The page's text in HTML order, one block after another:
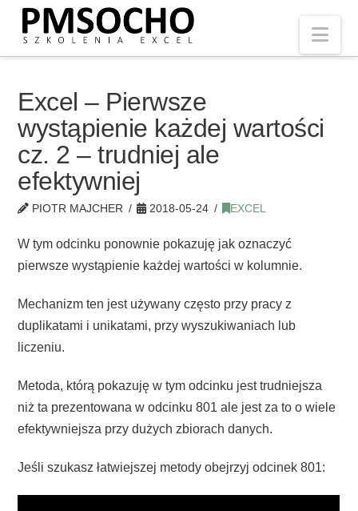
Excel – Pierwsze
wystąpienie każdej wartości
cz. 2 – trudniej ale
efektywniej
PIOTR MAJCHER 2018-05-24 EXCEL
W tym odcinku ponownie pokazuję jak oznaczyć
pierwsze wystąpienie każdej wartości w kolumnie.
Mechanizm ten jest używany często przy pracy z
duplikatami i unikatami, przy wyszukiwaniach lub
liczeniu.
Metoda, którą pokazuję w tym odcinku jest trudniejsza
niż ta prezentowana w odcinku 801 ale jest za to o wiele
efektywniejsza przy dużych zbiorach danych.
Jeśli szukasz łatwiejszej metody obejrzyj odcinek 801: